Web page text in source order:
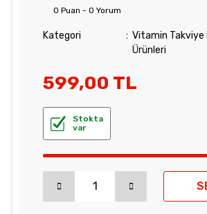
0 Puan - 0 Yorum
Kategori Vitamin Takviye
Ürünleri
599,00 TL
Stokta
var